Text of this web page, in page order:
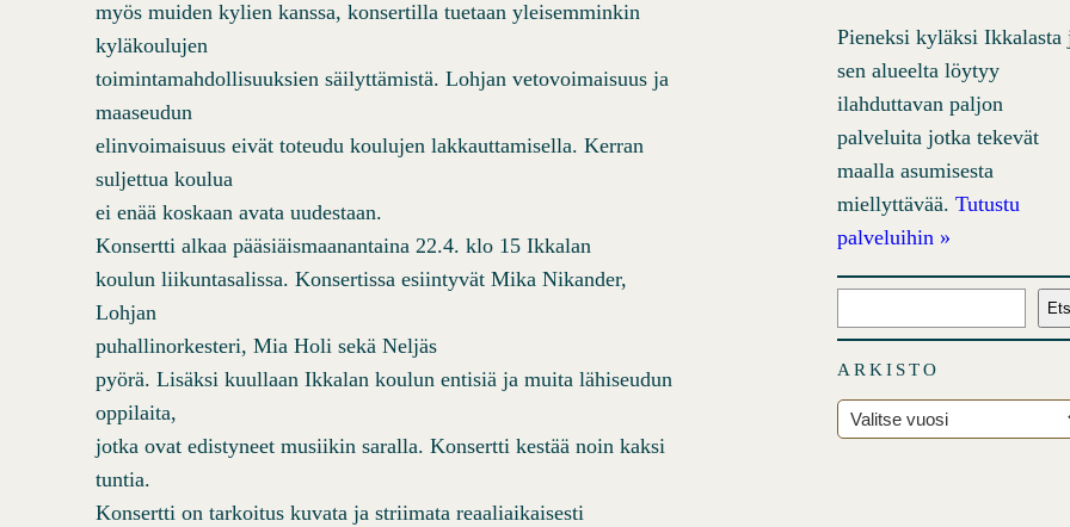
myös muiden kylien kanssa, konsertilla tuetaan yleisemminkin
kyläkoulujen
toimintamahdollisuuksien säilyttämistä. Lohjan vetovoimaisuus ja
maaseudun
elinvoimaisuus eivät toteudu koulujen lakkauttamisella. Kerran
suljettua koulua
ei enää koskaan avata uudestaan.
Konsertti alkaa pääsiäismaanantaina 22.4. klo 15 Ikkalan
koulun liikuntasalissa. Konsertissa esiintyvät Mika Nikander,
Lohjan
puhallinorkesteri, Mia Holi sekä Neljäs
pyörä. Lisäksi kuullaan Ikkalan koulun entisiä ja muita lähiseudun
oppilaita,
jotka ovat edistyneet musiikin saralla. Konsertti kestää noin kaksi
tuntia.
Konsertti on tarkoitus kuvata ja striimata reaaliaikaisesti
Pieneksi kyläksi Ikkalasta
sen alueelta löytyy
ilahduttavan paljon
palveluita jotka tekevät
maalla asumisesta
miellyttävää. Tutustu
palveluihin »
t
s
i
ARKISTO
A